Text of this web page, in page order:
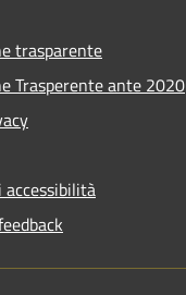
trasparente
Trasperente ante 2020
accessibilità